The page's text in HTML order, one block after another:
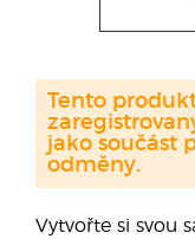
Vytvořte si svou
Tento
jako součást
odměny.